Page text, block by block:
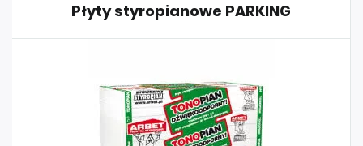
Płyty styropianowe PARKING